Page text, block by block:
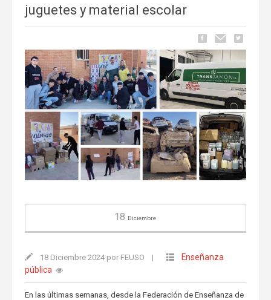
juguetes y material escolar
18 Diciembre
18 Diciembre 2024 por FEUSO |
Enseñanza
pública
En las últimas semanas, desde la Federación de Enseñanza de